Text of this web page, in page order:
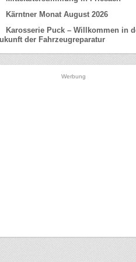
Kärntner Monat August 2026
Karosserie Puck – Willkommen in
der Fahrzeugreparatur
Werbung